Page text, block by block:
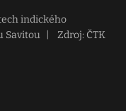
indického
Savitou
Zdroj: ČTK